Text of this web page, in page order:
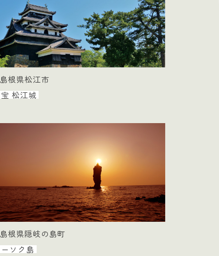
根県松江市
松江城
根県隠岐の島町
ソク島